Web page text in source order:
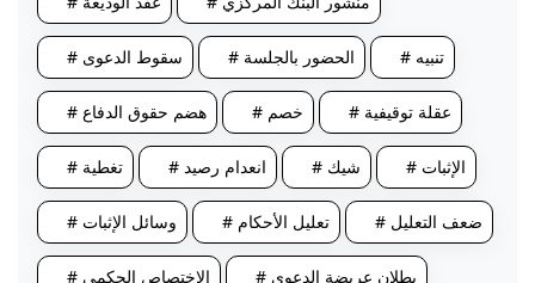
# سقوط الدعوى # الحضور بالجلسة # تنبيه
# هضم حقوق الدفاع # خصم # عقلة توقيفية
# تغطية # انعدام رصيد # شيك # الإثبات
# وسائل الإثبات # تعليل الأحكام # ضعف التعليل
# الاختصاص الحكمي # بطلان عريضة الدعوى